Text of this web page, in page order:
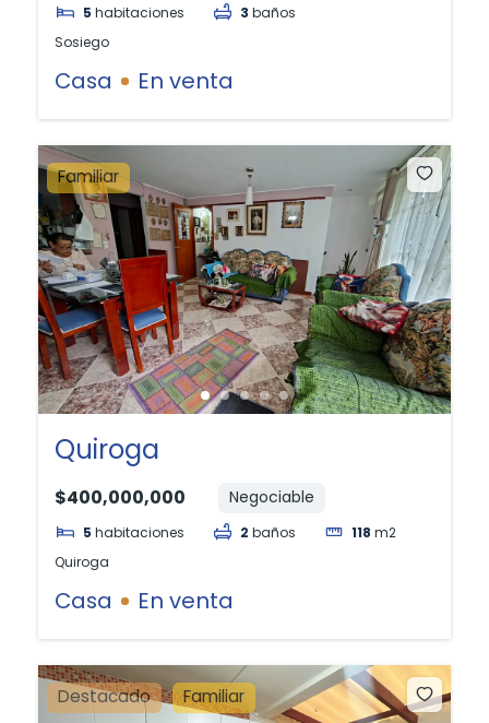
5 habitaciones 3 baños
Sosiego
Casa En venta
Familiar
Quiroga
$400,000,000 Negociable
5 habitaciones 2 baños 118 m2
Quiroga
Casa En venta
Destacado Familiar